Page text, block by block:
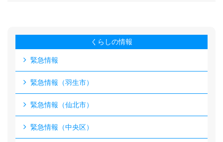
くらしの情報
緊急情報
緊急情報（羽生市）
緊急情報（仙北市）
緊急情報（中央区）